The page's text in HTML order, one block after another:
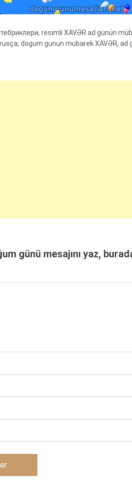
resimli XAVƏR ad günün
dogum gunun mubarek XAVƏR,
günü mesajını yaz,